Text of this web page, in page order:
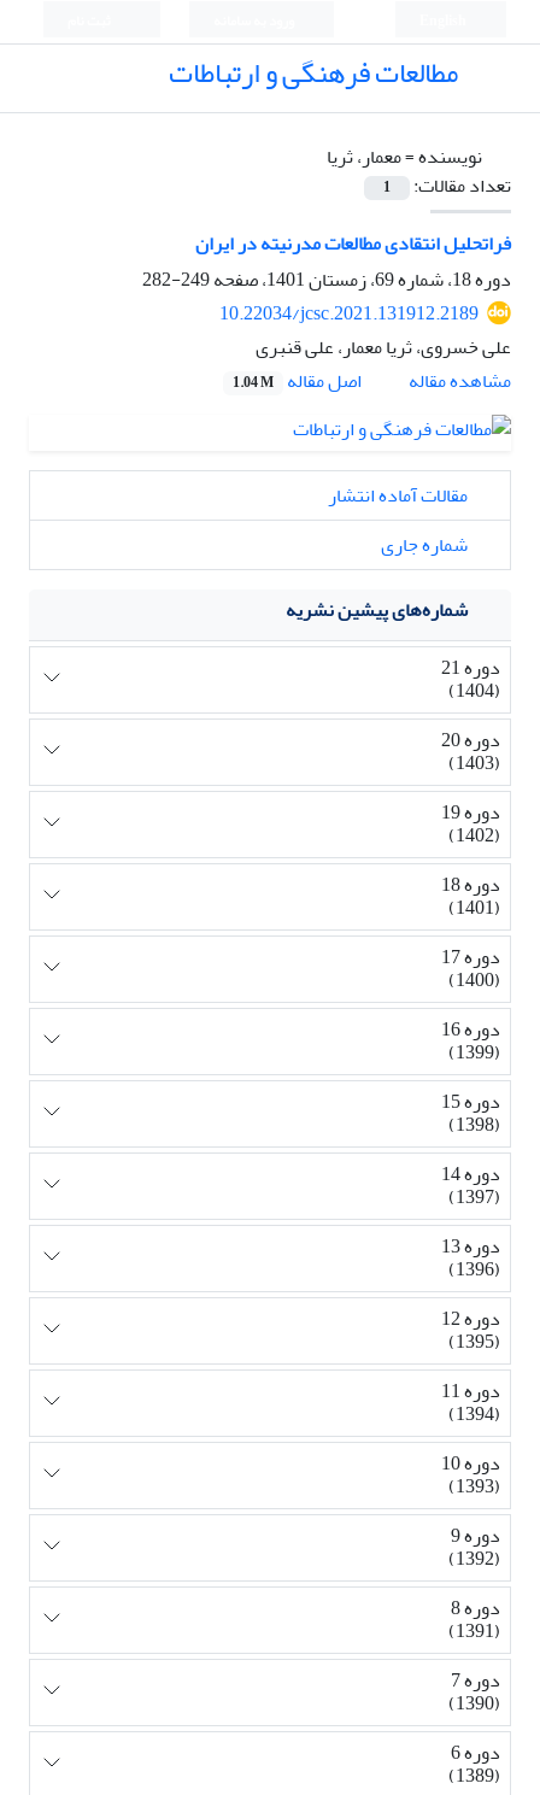
مطالعات فرهنگی و ارتباطات
نویسنده =معمار، ثریا
تعداد مقالات:
1
فراتحلیل انتقادی مطالعات مدرنیته در ایران
دوره 18، شماره 69، زمستان 1401، صفحه
249-282
10.22034/jcsc.2021.131912.2189
علی خسروی، ثریا معمار، علی قنبری
مشاهده مقاله
اصل مقاله 1.04 M
مقالات آماده انتشار
شماره جاری
شماره‌های پیشین نشریه
دوره 21
(1404)
دوره 20
(1403)
دوره 19
(1402)
دوره 18
(1401)
دوره 17
(1400)
دوره 16
(1399)
دوره 15
(1398)
دوره 14
(1397)
دوره 13
(1396)
دوره 12
(1395)
دوره 11
(1394)
دوره 10
(1393)
دوره 9
(1392)
دوره 8
(1391)
دوره 7
(1390)
دوره 6
(1389)